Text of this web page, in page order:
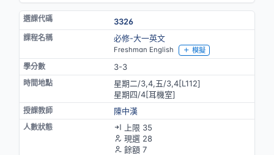
3326
必修-大一英文
Freshman English 模擬
3-3
星期二/3,4,五/3,4[L112]
星期四/4[耳機室]
陳中漢
上限 35
現選 28
餘額 7